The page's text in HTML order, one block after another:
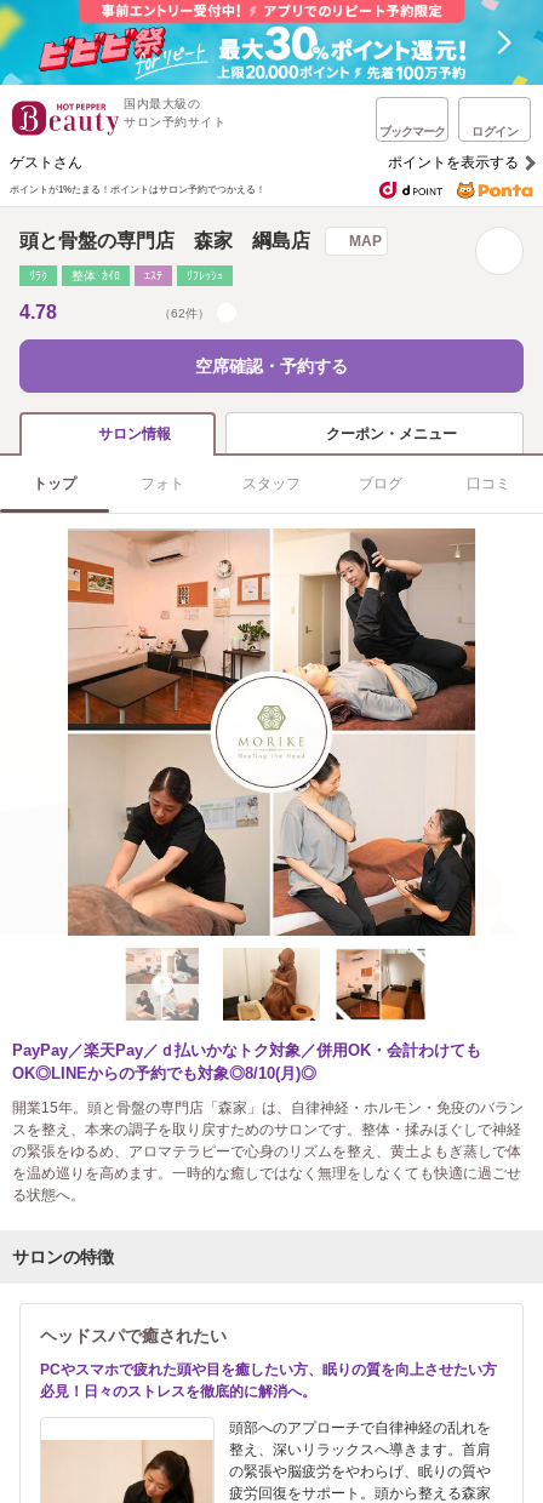
国内最大級の
サロン予約サイト
ブックマーク ログイン
ゲストさん ポイントを表示する
ポイントが1%たまる！ ポイントはサロン予約でつかえる！
頭と骨盤の専門店 森家 綱島店 MAP
ﾘﾗｸ 整体･ｶｲﾛ ｴｽﾃ ﾘﾌﾚｯｼｭ
4.78 （62件）
空席確認・予約する
サロン情報 クーポン・メニュー
トップ フォト スタッフ ブログ 口コミ
PayPay／楽天Pay／ｄ払いかなトク対象／併用OK・会計わけても
OK◎LINEからの予約でも対象◎8/10(月)◎
開業15年。頭と骨盤の専門店「森家」は、自律神経・ホルモン・免疫のバラン
スを整え、本来の調子を取り戻すためのサロンです。整体・揉みほぐしで神経
の緊張をゆるめ、アロマテラピーで心身のリズムを整え、黄土よもぎ蒸しで体
を温め巡りを高めます。一時的な癒しではなく無理をしなくても快適に過ごせ
る状態へ。
サロンの特徴
ヘッドスパで癒されたい
PCやスマホで疲れた頭や目を癒したい方、眠りの質を向上させたい方
必見！日々のストレスを徹底的に解消へ。
頭部へのアプローチで自律神経の乱れを
整え、深いリラックスへ導きます。首肩
の緊張や脳疲労をやわらげ、眠りの質や
疲労回復をサポート。頭から整える森家